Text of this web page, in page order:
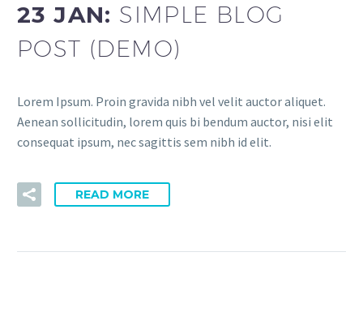
23 JAN: SIMPLE BLOG
POST (DEMO)
Lorem Ipsum. Proin gravida nibh vel velit auctor aliquet.
Aenean sollicitudin, lorem quis bi bendum auctor, nisi elit
consequat ipsum, nec sagittis sem nibh id elit.
READ MORE